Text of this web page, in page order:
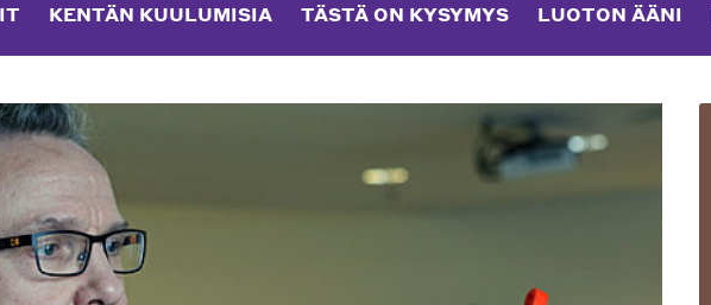
KENTÄN KUULUMISIA TÄSTÄ ON KYSYMYS LUOTON ÄÄNI